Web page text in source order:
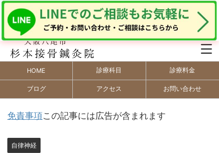
HOME 診療科目 診療料金
ブログ アクセス お問い合わせ
免責事項この記事には広告が含まれます
自律神経